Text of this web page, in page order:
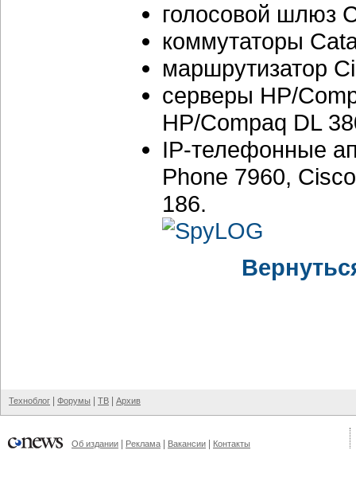
голосовой шлюз
коммутаторы
маршрутизатор
серверы HP/
HP/Compaq DL
IP-телефонные
Phone 7960,
186.
Техноблог Форумы ТВ Архив
Об издании Реклама Вакансии Контакты